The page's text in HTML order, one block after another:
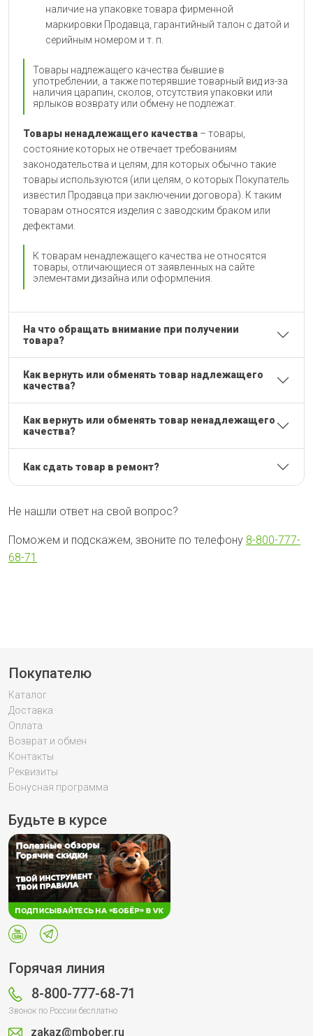
наличие на упаковке товара фирменной
маркировки Продавца, гарантийный талон с датой и
серийным номером и т. п.
Товары надлежащего качества бывшие в
употреблении, а также потерявшие товарный вид из-за
наличия царапин, сколов, отсутствия упаковки или
ярлыков возврату или обмену не подлежат.
Товары ненадлежащего качества – товары,
состояние которых не отвечает требованиям
законодательства и целям, для которых обычно такие
товары используются (или целям, о которых Покупатель
известил Продавца при заключении договора). К таким
товарам относятся изделия с заводским браком или
дефектами.
К товарам ненадлежащего качества не относятся
товары, отличающиеся от заявленных на сайте
элементами дизайна или оформления.
На что обращать внимание при получении
товара?
Как вернуть или обменять товар надлежащего
качества?
Как вернуть или обменять товар ненадлежащего
качества?
Как сдать товар в ремонт?
Не нашли ответ на свой вопрос?
Поможем и подскажем, звоните по телефону 8-800-777-
68-71
Покупателю
Каталог
Доставка
Оплата
Возврат и обмен
Контакты
Реквизиты
Бонусная программа
Будьте в курсе
Горячая линия
8-800-777-68-71
Звонок по России бесплатно
zakaz@mbober.ru